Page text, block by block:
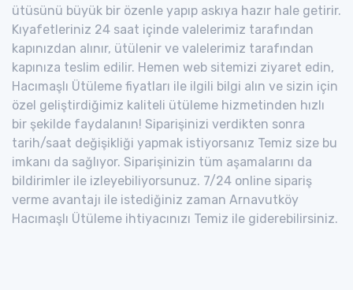
ütüsünü büyük bir özenle yapıp askıya hazır hale getirir.
Kıyafetleriniz 24 saat içinde valelerimiz tarafından
kapınızdan alınır, ütülenir ve valelerimiz tarafından
kapınıza teslim edilir. Hemen web sitemizi ziyaret edin,
Hacımaşlı Ütüleme fiyatları ile ilgili bilgi alın ve sizin için
özel geliştirdiğimiz kaliteli ütüleme hizmetinden hızlı
bir şekilde faydalanın! Siparişinizi verdikten sonra
tarih/saat değişikliği yapmak istiyorsanız Temiz size bu
imkanı da sağlıyor. Siparişinizin tüm aşamalarını da
bildirimler ile izleyebiliyorsunuz. 7/24 online sipariş
verme avantajı ile istediğiniz zaman Arnavutköy
Hacımaşlı Ütüleme ihtiyacınızı Temiz ile giderebilirsiniz.